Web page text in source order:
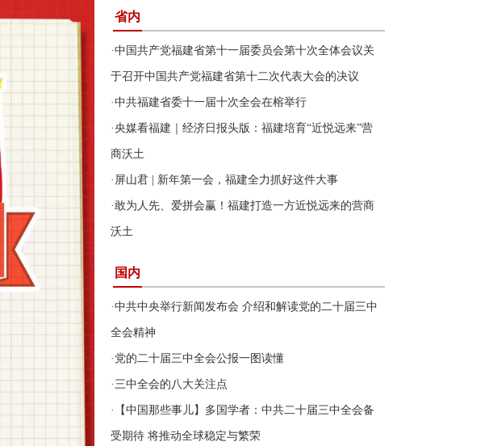
省内
·中国共产党福建省第十一届委员会第十次全体会议关
于召开中国共产党福建省第十二次代表大会的决议
·中共福建省委十一届十次全会在榕举行
·央媒看福建｜经济日报头版：福建培育“近悦远来”营
商沃土
· 屏山君 | 新年第一会，福建全力抓好这件大事
·敢为人先、爱拼会赢！福建打造一方近悦远来的营商
沃土
国内
·中共中央举行新闻发布会 介绍和解读党的二十届三中
全会精神
· 党的二十届三中全会公报一图读懂
·三中全会的八大关注点
· 【中国那些事儿】多国学者：中共二十届三中全会备
受期待 将推动全球稳定与繁荣